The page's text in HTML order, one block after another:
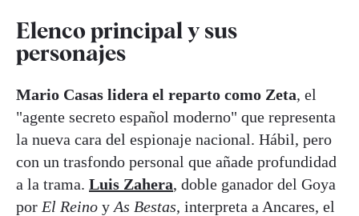
Elenco principal y sus
personajes
Mario Casas lidera el reparto como Zeta, el
"agente secreto español moderno" que representa
la nueva cara del espionaje nacional. Hábil, pero
con un trasfondo personal que añade profundidad
a la trama. Luis Zahera, doble ganador del Goya
por El Reino y As Bestas, interpreta a Ancares, el